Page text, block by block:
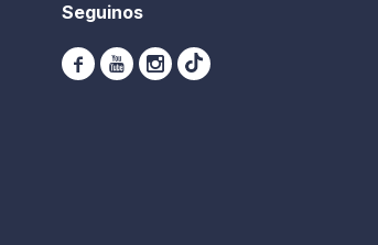
Seguinos
  